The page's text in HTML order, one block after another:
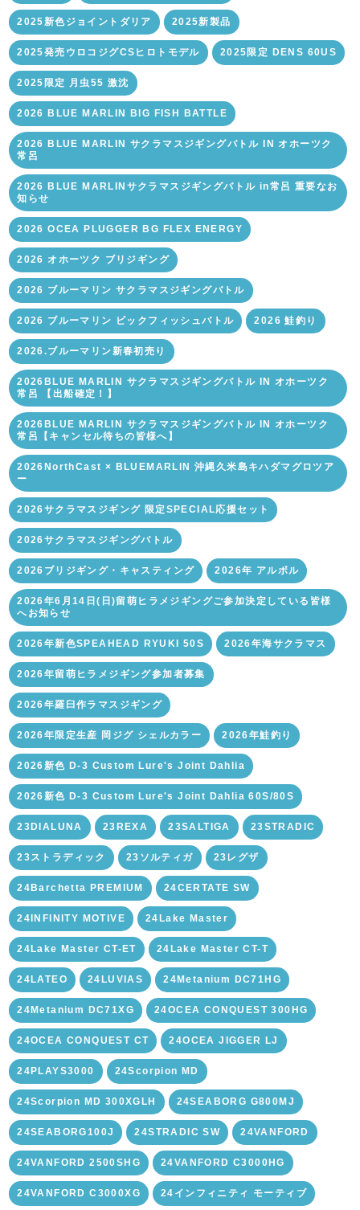
2025新色ジョイントダリア 2025新製品
2025発売ウロコジグCSヒロトモデル 2025限定 DENS 60US
2025限定 月虫55 激沈
2026 BLUE MARLIN BIG FISH BATTLE
2026 BLUE MARLIN サクラマスジギングバトル IN オホーツク
常呂
2026 BLUE MARLINサクラマスジギングバトル in常呂 重要なお
知らせ
2026 OCEA PLUGGER BG FLEX ENERGY
2026 オホーツク ブリジギング
2026 ブルーマリン サクラマスジギングバトル
2026 ブルーマリン ビックフィッシュバトル 2026 鮭釣り
2026.ブルーマリン新春初売り
2026BLUE MARLIN サクラマスジギングバトル IN オホーツク
常呂 【出船確定！】
2026BLUE MARLIN サクラマスジギングバトル IN オホーツク
常呂【キャンセル待ちの皆様へ】
2026NorthCast × BLUEMARLIN 沖縄久米島キハダマグロツア
ー
2026サクラマスジギング 限定SPECIAL応援セット
2026サクラマスジギングバトル
2026ブリジギング・キャスティング 2026年 アルボル
2026年6月14日(日)留萌ヒラメジギングご参加決定している皆様
へお知らせ
2026年新色SPEAHEAD RYUKI 50S 2026年海サクラマス
2026年留萌ヒラメジギング参加者募集
2026年羅臼作ラマスジギング
2026年限定生産 岡ジグ シェルカラー 2026年鮭釣り
2026新色 D-3 Custom Lure's Joint Dahlia
2026新色 D-3 Custom Lure's Joint Dahlia 60S/80S
23DIALUNA 23REXA 23SALTIGA 23STRADIC
23ストラディック 23ソルティガ 23レグザ
24Barchetta PREMIUM 24CERTATE SW
24INFINITY MOTIVE 24Lake Master
24Lake Master CT-ET 24Lake Master CT-T
24LATEO 24LUVIAS 24Metanium DC71HG
24Metanium DC71XG 24OCEA CONQUEST 300HG
24OCEA CONQUEST CT 24OCEA JIGGER LJ
24PLAYS3000 24Scorpion MD
24Scorpion MD 300XGLH 24SEABORG G800MJ
24SEABORG100J 24STRADIC SW 24VANFORD
24VANFORD 2500SHG 24VANFORD C3000HG
24VANFORD C3000XG 24インフィニティ モーティブ